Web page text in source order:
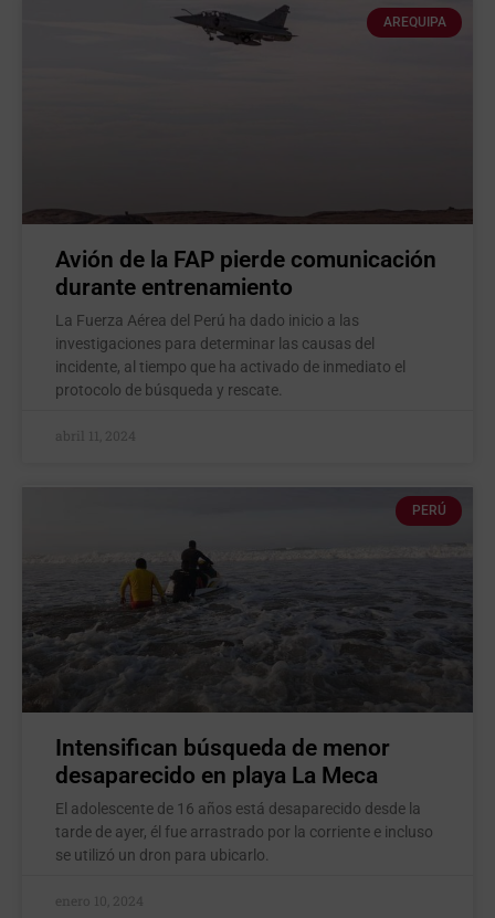
AREQUIPA
Avión de la FAP pierde comunicación
durante entrenamiento
La Fuerza Aérea del Perú ha dado inicio a las
investigaciones para determinar las causas del
incidente, al tiempo que ha activado de inmediato el
protocolo de búsqueda y rescate.
abril 11, 2024
PERÚ
Intensifican búsqueda de menor
desaparecido en playa La Meca
El adolescente de 16 años está desaparecido desde la
tarde de ayer, él fue arrastrado por la corriente e incluso
se utilizó un dron para ubicarlo.
enero 10, 2024